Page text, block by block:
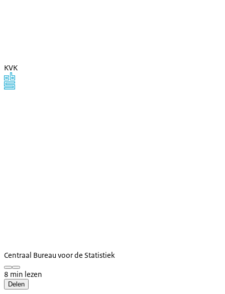
KVK
Centraal Bureau voor de Statistiek
8 min lezen
Delen